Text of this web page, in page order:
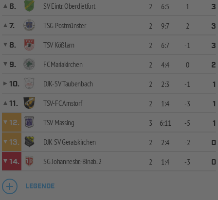
6.
SV Eintr. Oberdietfurt 2 6:5 1
3
7.
TSG Postmünster 2 9:7 2
3
8.
TSV Kößlarn 2 6:7 -1
3
9.
FC Mariakirchen 2 4:4 0
2
10.
DJK-SV Taubenbach 2 2:3 -1
1
11.
TSV-FC Arnstorf 2 1:4 -3
1
12.
TSV Massing 3 6:11 -5
1
13.
DJK SV Geratskirchen 2 2:4 -2
0
14.
SG Johannesbr.-Binab. 2 2 1:4 -3 0
LEGENDE